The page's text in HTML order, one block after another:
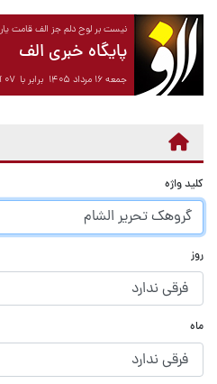
نیست بر لوح دلم جز الف قامت یار
پایگاه خبری الف
جمعه ۱۶ مرداد ۱۴۰۵ برابر با ۰۷ آگوست ۲۰۲۶
کلید واژه
روز
ماه